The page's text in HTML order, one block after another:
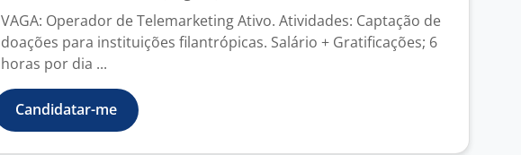
VAGA: Operador de Telemarketing Ativo. Atividades: Captação de
doações para instituições filantrópicas. Salário + Gratificações; 6
horas por dia ...
Candidatar-me